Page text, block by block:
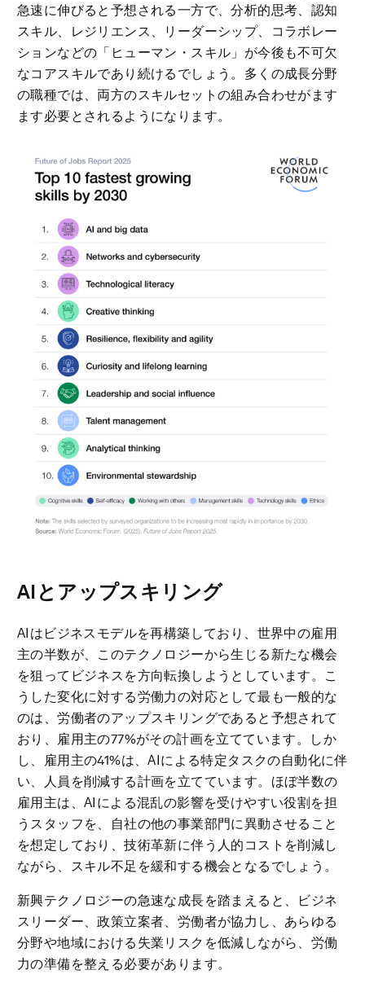
急速に伸びると予想される一方で、分析的思考、認知
スキル、レジリエンス、リーダーシップ、コラボレー
ションなどの「ヒューマン・スキル」が今後も不可欠
なコアスキルであり続けるでしょう。多くの成長分野
の職種では、両方のスキルセットの組み合わせがます
ます必要とされるようになります。
AI とアップスキリング
AIはビジネスモデルを再構築しており、世界中の雇用
主の半数が、このテクノロジーから生じる新たな機会
を狙ってビジネスを方向転換しようとしています。こ
うした変化に対する労働力の対応として最も一般的な
のは、労働者のアップスキリングであると予想されて
おり、雇用主の77%がその計画を立てています。しか
し、雇用主の41%は、AIによる特定タスクの自動化に伴
い、人員を削減する計画を立てています。ほぼ半数の
雇用主は、AIによる混乱の影響を受けやすい役割を担
うスタッフを、自社の他の事業部門に異動させること
を想定しており、技術革新に伴う人的コストを削減し
ながら、スキル不足を緩和する機会となるでしょう。
新興テクノロジーの急速な成長を踏まえると、ビジネ
スリーダー、政策立案者、労働者が協力し、あらゆる
分野や地域における失業リスクを低減しながら、労働
力の準備を整える必要があります。